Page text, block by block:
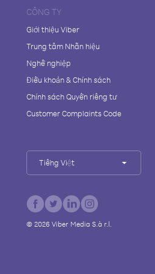
CÔNG TY
Giới thiệu Viber
Trung tâm Nhãn hiệu
Nghề nghiệp
Điều khoản & Chính sách
Chính sách Quyền riêng tư
Customer Complaints Code
Tiếng Việt
© 2026Viber Media S.à r.l.